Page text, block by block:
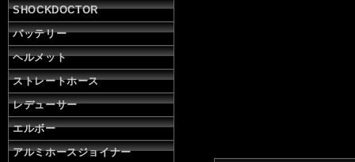
SHOCKDOCTOR
バッテリー
ヘルメット
ストレートホース
レデューサー
エルボー
アルミホースジョイナー